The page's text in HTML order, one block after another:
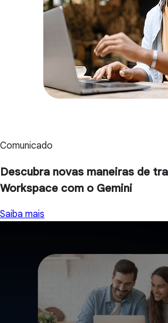
Comunicado
Descubra novas maneiras de
Workspace com o Gemini
Saiba mais